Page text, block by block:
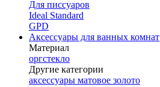
Для писсуаров
Ideal Standard
GPD
Аксессуары для ванных комнат
Материал
оргстекло
Другие категории
аксессуары матовое золото